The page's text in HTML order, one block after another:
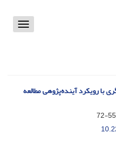
Toggle
رویکرد آینده‌پژوهی مطالعه
55-72